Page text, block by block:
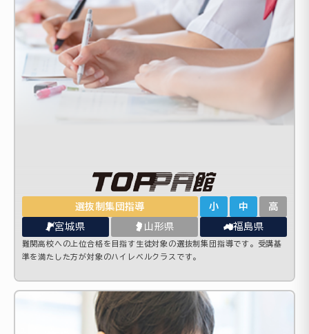
選抜制集団指導 小 中 高
宮城県 山形県 福島県
難関高校への上位合格を目指す生徒対象の選抜制集団指導です。受講基
準を満たした方が対象のハイレベルクラスです。